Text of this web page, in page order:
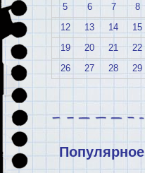
5
6 7 8
12
13 14 15
19
20 21 22
26
27 28 29
Популярное